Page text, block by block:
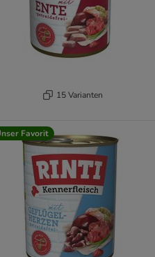
15 Varianten
Favorit